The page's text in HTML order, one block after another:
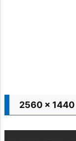
2560 x 1440